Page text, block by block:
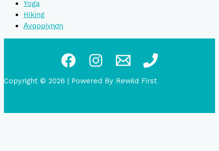
Yoga
Hiking
Αναρρίχηση
Copyright © 2026 | Powered By Rewild First